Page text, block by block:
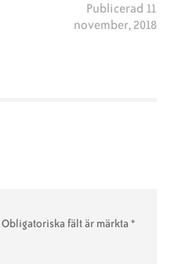
Publicerad 11
november, 2018
Obligatoriska fält är märkta*